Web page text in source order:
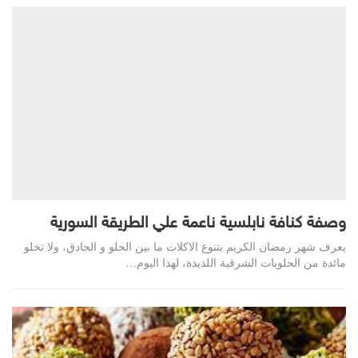
وصفة كنافة نابلسية ناعمة علي الطريقة السورية
يعرف شهر رمضان الكريم بتنوع الاكلات ما بين الحلو و الحادق، ولا تخلو
مائدة من الحلويات الشرقية اللذيذة، لهذا اليوم…